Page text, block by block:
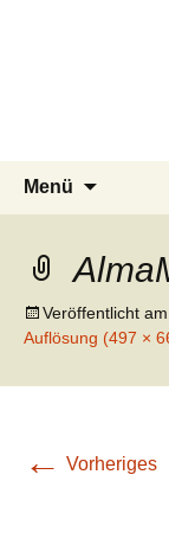
Tier
Menü
Veröffentlicht am
Auflösung (497 ×
← Vorheriges